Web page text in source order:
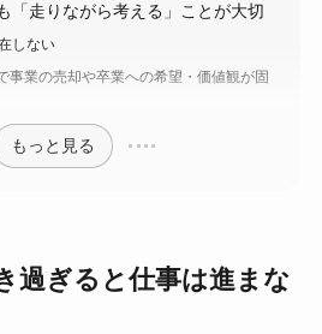
「走りながら考える」ことが大切
しない
事業の売却や卒業への希望・価値観が固
もっと見る
過ぎると仕事は進まな